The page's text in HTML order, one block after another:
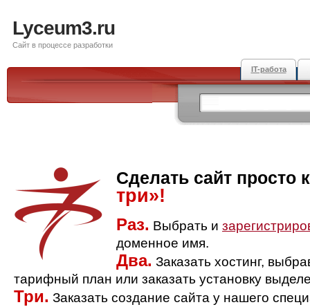
Lyceum3.ru
Сайт в процессе разработки
IT-работа
Сделать сайт просто
три»!
Раз. Выбрать и
доменное имя.
Два. Заказать хостинг,
тарифный план или заказать установку
Три. Заказать создание сайта у нашего